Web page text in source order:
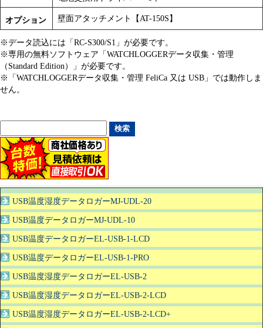
オプション 壁面アタッチメント【AT-150S】
※データ読込には「RC-S300/S1」が必要です。
※専用の無料ソフトウェア「WATCHLOGGERデータ収集・管理
（Standard Edition）」が必要です。
※「WATCHLOGGERデータ収集・管理 FeliCa 又は USB」では動作しま
せん。
USB温度湿度データロガーMJ-UDL-20
USB温度データロガーMJ-UDL-10
USB温度データロガーEL-USB-1-LCD
USB温度データロガーEL-USB-1-PRO
USB温度湿度データロガーEL-USB-2
USB温度湿度データロガーEL-USB-2-LCD
USB温度湿度データロガーEL-USB-2-LCD+